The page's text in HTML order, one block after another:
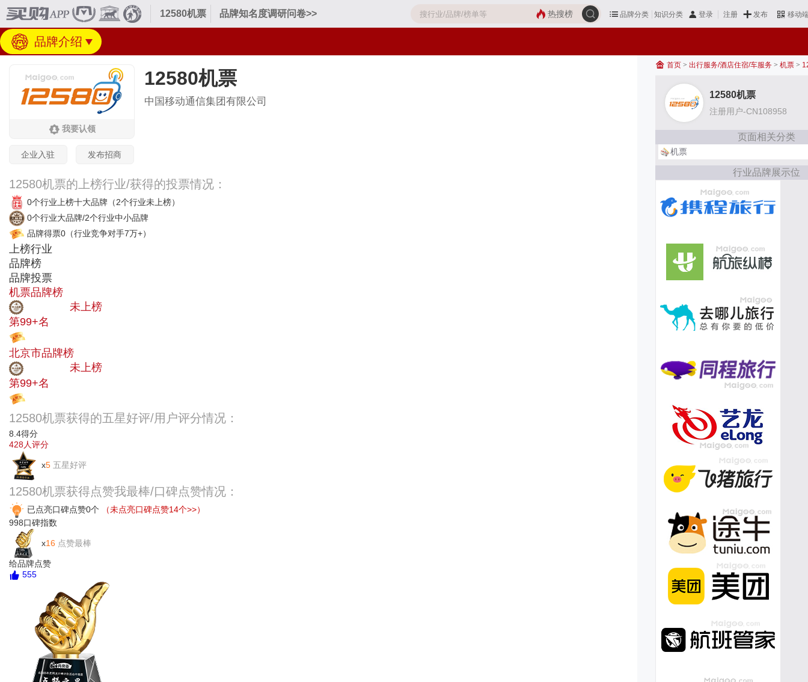
12580机票 品牌知名度调研问卷>> 品牌分类 知识分类 登录 注册 发布 移动
热搜榜
品牌介绍
我要认领
12580机票
中国移动通信集团有限公司
企业入驻 发布招商
12580机票的上榜行业/获得的投票情况：
0个行业上榜十大品牌 （2个行业未上榜）
0个行业大品牌/2个行业中小品牌
品牌得票0 （行业竞争对手7万+）
上榜行业
品牌榜
品牌投票
机票品牌榜
未上榜
第99+名
北京市品牌榜
未上榜
第99+名
12580机票获得的五星好评/用户评分情况：
8.4得分
428人评分
x5 五星好评
12580机票获得点赞我最棒/口碑点赞情况：
已点亮口碑点赞0个
（未点亮口碑点赞14个>>）
998口碑指数
x16 点赞最棒
给品牌点赞
555
首页 > 出行服务/酒店住宿/车服务 > 机票 >
12580机票
注册用户-CN108958
页面相关分类
机票
行业品牌展示位